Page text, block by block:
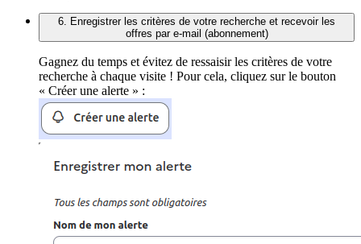
6. Enregistrer les critères de votre recherche et recevoir les
offres par e-mail (abonnement)
Gagnez du temps et évitez de ressaisir les critères de votre
recherche à chaque visite ! Pour cela, cliquez sur le bouton
« Créer une alerte » :